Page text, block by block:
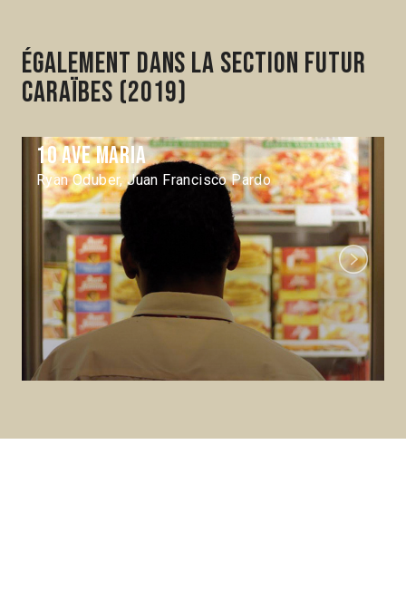
Également dans la section Futur
Caraïbes (2019)
10 Ave Maria
Ryan Oduber, Juan Francisco Pardo
Next